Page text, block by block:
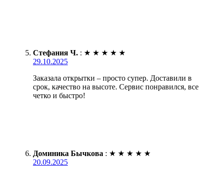
Стефания Ч. : ★ ★ ★ ★ ★
29.10.2025
Заказала открытки – просто супер. Доставили в
срок, качество на высоте. Сервис понравился, все
четко и быстро!
Доминика Бычкова : ★ ★ ★ ★ ★
20.09.2025